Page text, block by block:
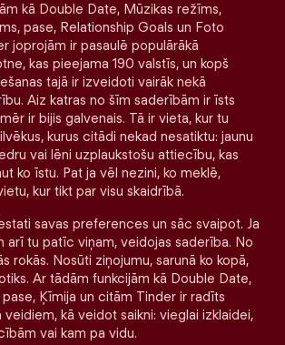
kā Double Date, Mūzikas režīms,
pase, Relationship Goals un Foto
joprojām ir pasaulē populārākā
kas pieejama 190 valstīs, un kopš
tajā ir izveidoti vairāk nekā
Aiz katras no šīm saderībām ir īsts
ir bijis galvenais. Tā ir vieta, kur tu
kurus citādi nekad nesatiktu: jaunu
vai lēni uzplaukstošu attiecību, kas
ko īstu. Pat ja vēl nezini, ko meklē,
kur tikt par visu skaidrībā.
savas preferences un sāc svaipot. Ja
arī tu patīc viņam, veidojas saderība. No
rokās. Nosūti ziņojumu, sarunā ko kopā,
Ar tādām funkcijām kā Double Date,
Ķīmija un citām Tinder ir radīts
kā veidot saikni: vieglai izklaidei,
vai kam pa vidu.